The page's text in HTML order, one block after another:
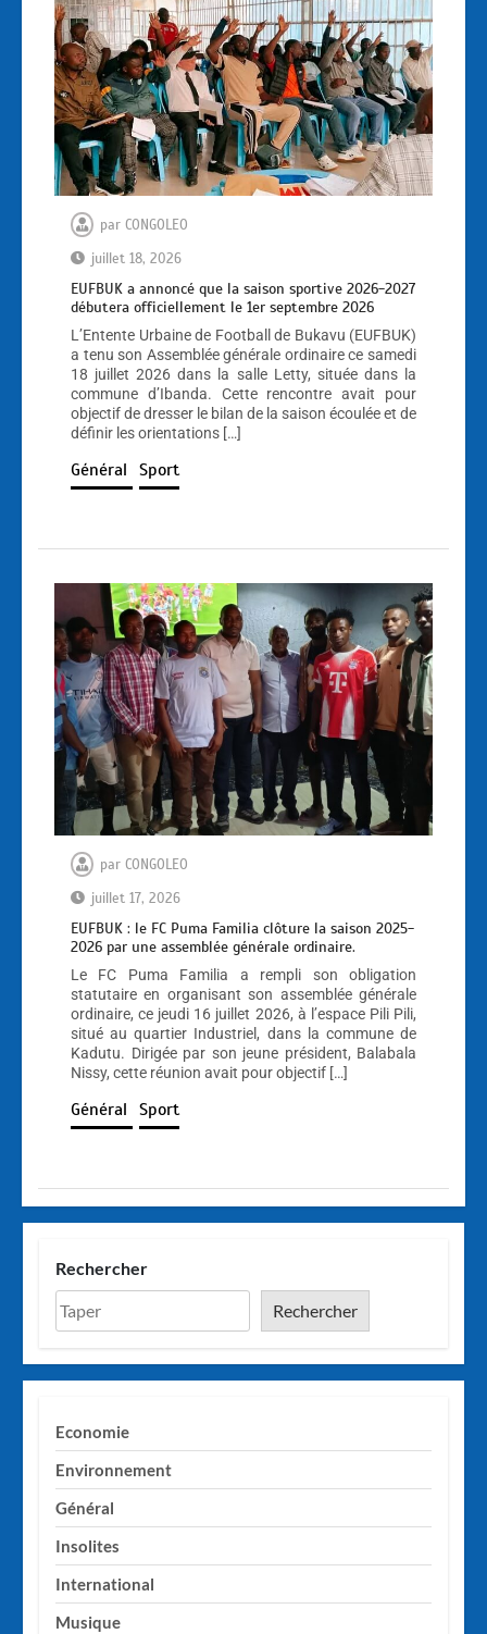
par CONGOLEO
juillet 18, 2026
EUFBUK a annoncé que la saison sportive 2026-2027
débutera officiellement le 1er septembre 2026
L’Entente Urbaine de Football de Bukavu (EUFBUK)
a tenu son Assemblée générale ordinaire ce samedi
18 juillet 2026 dans la salle Letty, située dans la
commune d’Ibanda. Cette rencontre avait pour
objectif de dresser le bilan de la saison écoulée et de
définir les orientations […]
Général Sport
par CONGOLEO
juillet 17, 2026
EUFBUK : le FC Puma Familia clôture la saison 2025-
2026 par une assemblée générale ordinaire.
Le FC Puma Familia a rempli son obligation
statutaire en organisant son assemblée générale
ordinaire, ce jeudi 16 juillet 2026, à l’espace Pili Pili,
situé au quartier Industriel, dans la commune de
Kadutu. Dirigée par son jeune président, Balabala
Nissy, cette réunion avait pour objectif […]
Général Sport
Rechercher
Rechercher
Economie
Environnement
Général
Insolites
International
Musique